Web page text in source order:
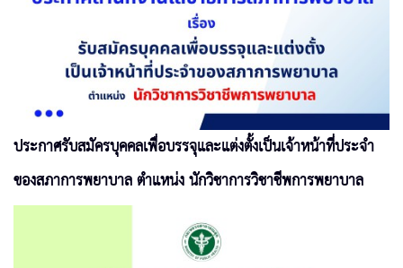
ประกาศรับสมัครบุคคลเพื่อบรรจุและแต่งตั้งเป็นเจ้าหน้าที่ประจำ
ของสภาการพยาบาล ตำแหน่ง นักวิชาการวิชาชีพการพยาบาล